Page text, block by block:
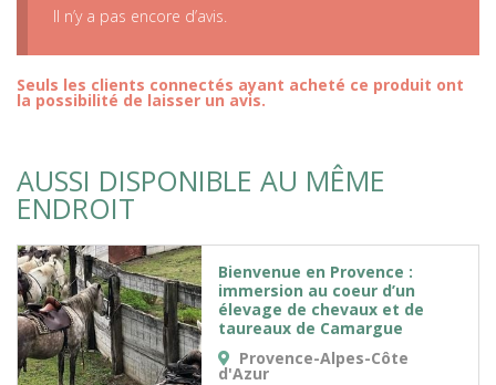
Il n’y a pas encore d’avis.
Seuls les clients connectés ayant acheté ce produit ont
la possibilité de laisser un avis.
AUSSI DISPONIBLE AU MÊME
ENDROIT
Bienvenue en Provence :
immersion au coeur d’un
élevage de chevaux et de
taureaux de Camargue
Provence-Alpes-Côte
d'Azur